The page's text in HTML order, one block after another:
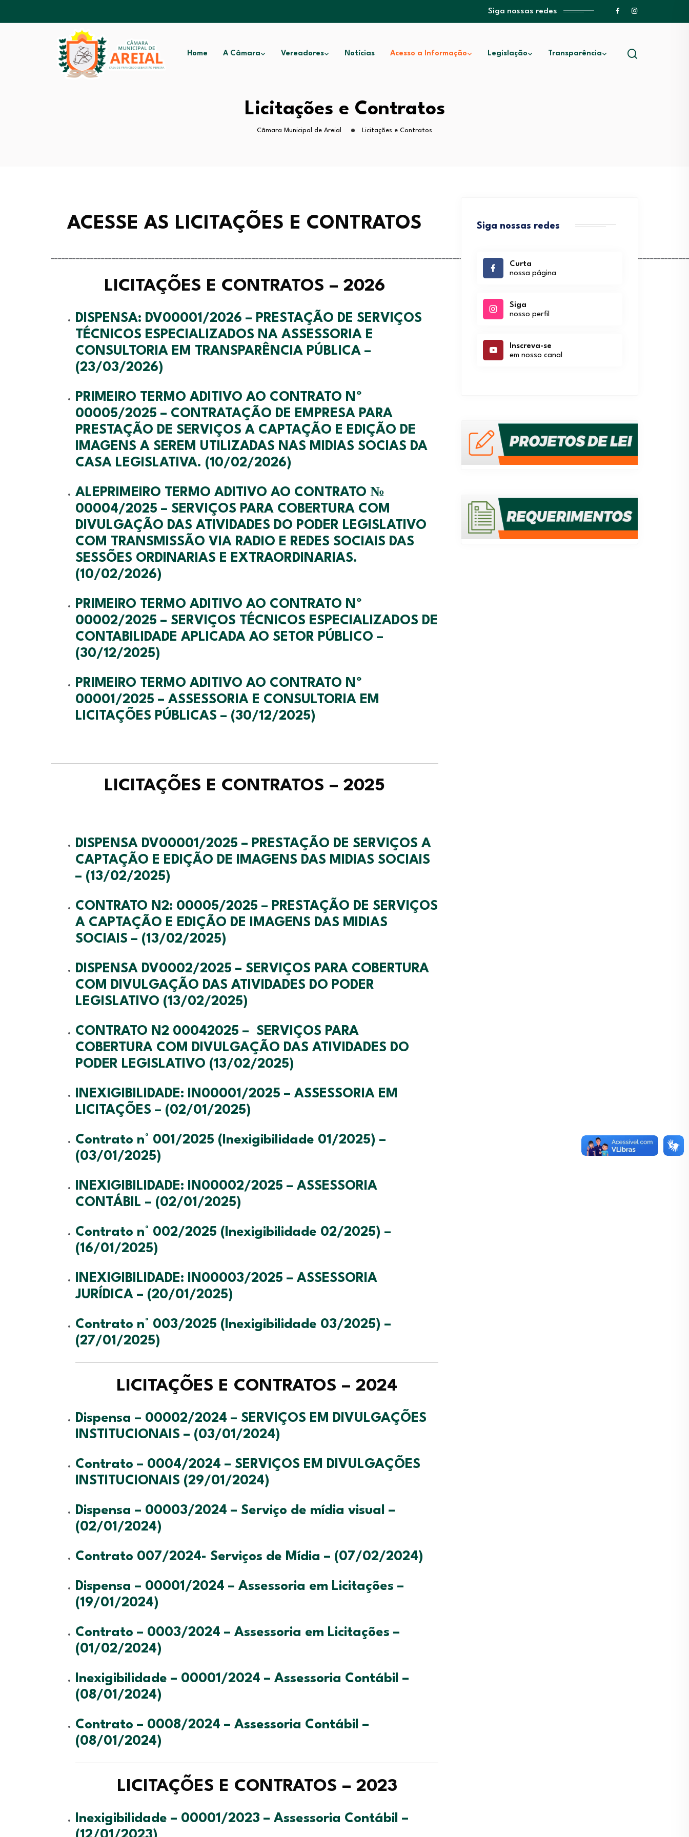
Siga nossas redes
Home A Câmara Vereadores Notícias Acesso a Informação Legislação Transparência
Licitações e Contratos
Câmara Municipal de Areial Licitações e Contratos
ACESSE AS LICITAÇÕES E CONTRATOS
LICITAÇÕES E CONTRATOS – 2026
DISPENSA: DV00001/2026 – PRESTAÇÃO DE SERVIÇOS
TÉCNICOS ESPECIALIZADOS NA ASSESSORIA E
CONSULTORIA EM TRANSPARÊNCIA PÚBLICA –
(23/03/2026)
PRIMEIRO TERMO ADITIVO AO CONTRATO Nº
00005/2025 – CONTRATAÇÃO DE EMPRESA PARA
PRESTAÇÃO DE SERVIÇOS A CAPTAÇÃO E EDIÇÃO DE
IMAGENS A SEREM UTILIZADAS NAS MIDIAS SOCIAS DA
CASA LEGISLATIVA. (10/02/2026)
ALEPRIMEIRO TERMO ADITIVO AO CONTRATO №
00004/2025 – SERVIÇOS PARA COBERTURA COM
DIVULGAÇÃO DAS ATIVIDADES DO PODER LEGISLATIVO
COM TRANSMISSÃO VIA RADIO E REDES SOCIAIS DAS
SESSÕES ORDINARIAS E EXTRAORDINARIAS.
(10/02/2026)
PRIMEIRO TERMO ADITIVO AO CONTRATO Nº
00002/2025 – SERVIÇOS TÉCNICOS ESPECIALIZADOS DE
CONTABILIDADE APLICADA AO SETOR PÚBLICO –
(30/12/2025)
PRIMEIRO TERMO ADITIVO AO CONTRATO Nº
00001/2025 – ASSESSORIA E CONSULTORIA EM
LICITAÇÕES PÚBLICAS – (30/12/2025)
LICITAÇÕES E CONTRATOS – 2025
DISPENSA DV00001/2025 – PRESTAÇÃO DE SERVIÇOS A
CAPTAÇÃO E EDIÇÃO DE IMAGENS DAS MIDIAS SOCIAIS
– (13/02/2025)
CONTRATO N2: 00005/2025 – PRESTAÇÃO DE SERVIÇOS
A CAPTAÇÃO E EDIÇÃO DE IMAGENS DAS MIDIAS
SOCIAIS – (13/02/2025)
DISPENSA DV0002/2025 – SERVIÇOS PARA COBERTURA
COM DIVULGAÇÃO DAS ATIVIDADES DO PODER
LEGISLATIVO (13/02/2025)
CONTRATO N2 00042025 – SERVIÇOS PARA
COBERTURA COM DIVULGAÇÃO DAS ATIVIDADES DO
PODER LEGISLATIVO (13/02/2025)
INEXIGIBILIDADE: IN00001/2025 – ASSESSORIA EM
LICITAÇÕES – (02/01/2025)
Contrato n° 001/2025 (Inexigibilidade 01/2025) –
(03/01/2025)
INEXIGIBILIDADE: IN00002/2025 – ASSESSORIA
CONTÁBIL – (02/01/2025)
Contrato n° 002/2025 (Inexigibilidade 02/2025) –
(16/01/2025)
INEXIGIBILIDADE: IN00003/2025 – ASSESSORIA
JURÍDICA – (20/01/2025)
Contrato n° 003/2025 (Inexigibilidade 03/2025) –
(27/01/2025)
LICITAÇÕES E CONTRATOS – 2024
Dispensa – 00002/2024 – SERVIÇOS EM DIVULGAÇÕES
INSTITUCIONAIS – (03/01/2024)
Contrato – 0004/2024 – SERVIÇOS EM DIVULGAÇÕES
INSTITUCIONAIS (29/01/2024)
Dispensa – 00003/2024 – Serviço de mídia visual –
(02/01/2024)
Contrato 007/2024- Serviços de Mídia – (07/02/2024)
Dispensa – 00001/2024 – Assessoria em Licitações –
(19/01/2024)
Contrato – 0003/2024 – Assessoria em Licitações –
(01/02/2024)
Inexigibilidade – 00001/2024 – Assessoria Contábil –
(08/01/2024)
Contrato – 0008/2024 – Assessoria Contábil –
(08/01/2024)
LICITAÇÕES E CONTRATOS – 2023
Inexigibilidade – 00001/2023 – Assessoria Contábil –
Siga nossas redes
Curta
nossa página
Siga
nosso perfil
Inscreva-se
em nosso canal